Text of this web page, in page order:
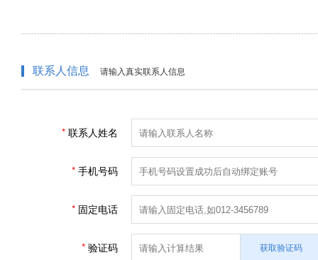
联系人信息 请输入真实联系人信息
联系人姓名
手机号码
固定电话
验证码 获取验证码